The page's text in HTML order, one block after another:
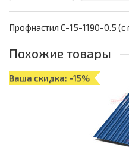
Профнастил С-15-1190-0.5
Похожие товары
Ваша скидка: -15%